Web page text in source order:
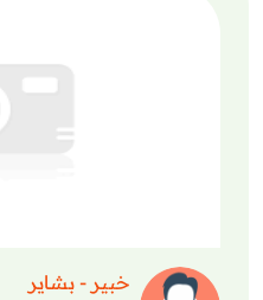
خبير - بشاير